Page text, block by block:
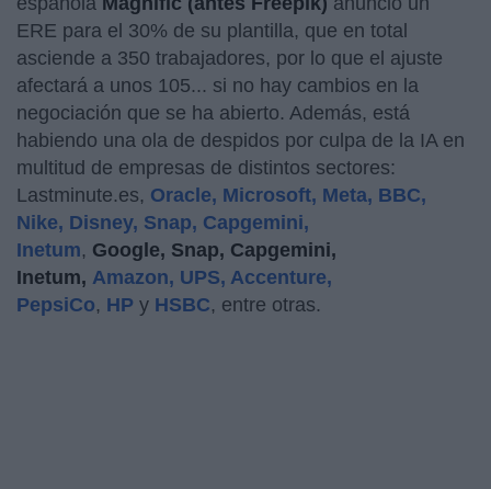
ERE para el 30% de su plantilla, que en total
asciende a 350 trabajadores, por lo que el ajuste
afectará a unos 105... si no hay cambios en la
negociación que se ha abierto. Además, está
habiendo una ola de despidos por culpa de la IA en
multitud de empresas de distintos sectores:
Lastminute.es, Oracle, Microsoft, Meta, BBC,
Nike, Disney, Snap, Capgemini,
Inetum, Google, Snap, Capgemini,
Inetum, Amazon, UPS, Accenture,
PepsiCo, HP y HSBC, entre otras.